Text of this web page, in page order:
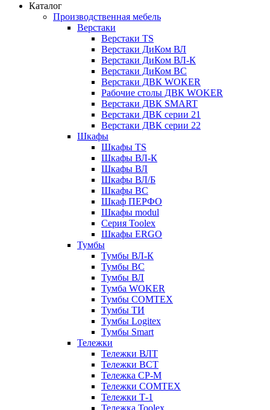
Каталог
Производственная мебель
Верстаки
Верстаки TS
Верстаки ДиКом ВЛ
Верстаки ДиКом ВЛ-К
Верстаки ДиКом ВС
Верстаки ДВК WOKER
Рабочие столы ДВК WOKER
Верстаки ДВК SMART
Верстаки ДВК серии 21
Верстаки ДВК серии 22
Шкафы
Шкафы TS
Шкафы ВЛ-К
Шкафы ВЛ
Шкафы ВЛ/Б
Шкафы ВС
Шкаф ПЕРФО
Шкафы modul
Серия Toolex
Шкафы ERGO
Тумбы
Тумбы ВЛ-К
Тумбы ВС
Тумбы ВЛ
Тумба WOKER
Тумбы COMTEX
Тумбы ТИ
Тумбы Logitex
Тумбы Smart
Тележки
Тележки ВЛТ
Тележки ВСТ
Тележка СР-М
Тележки COMTEX
Тележки Т-1
Тележка Toolex